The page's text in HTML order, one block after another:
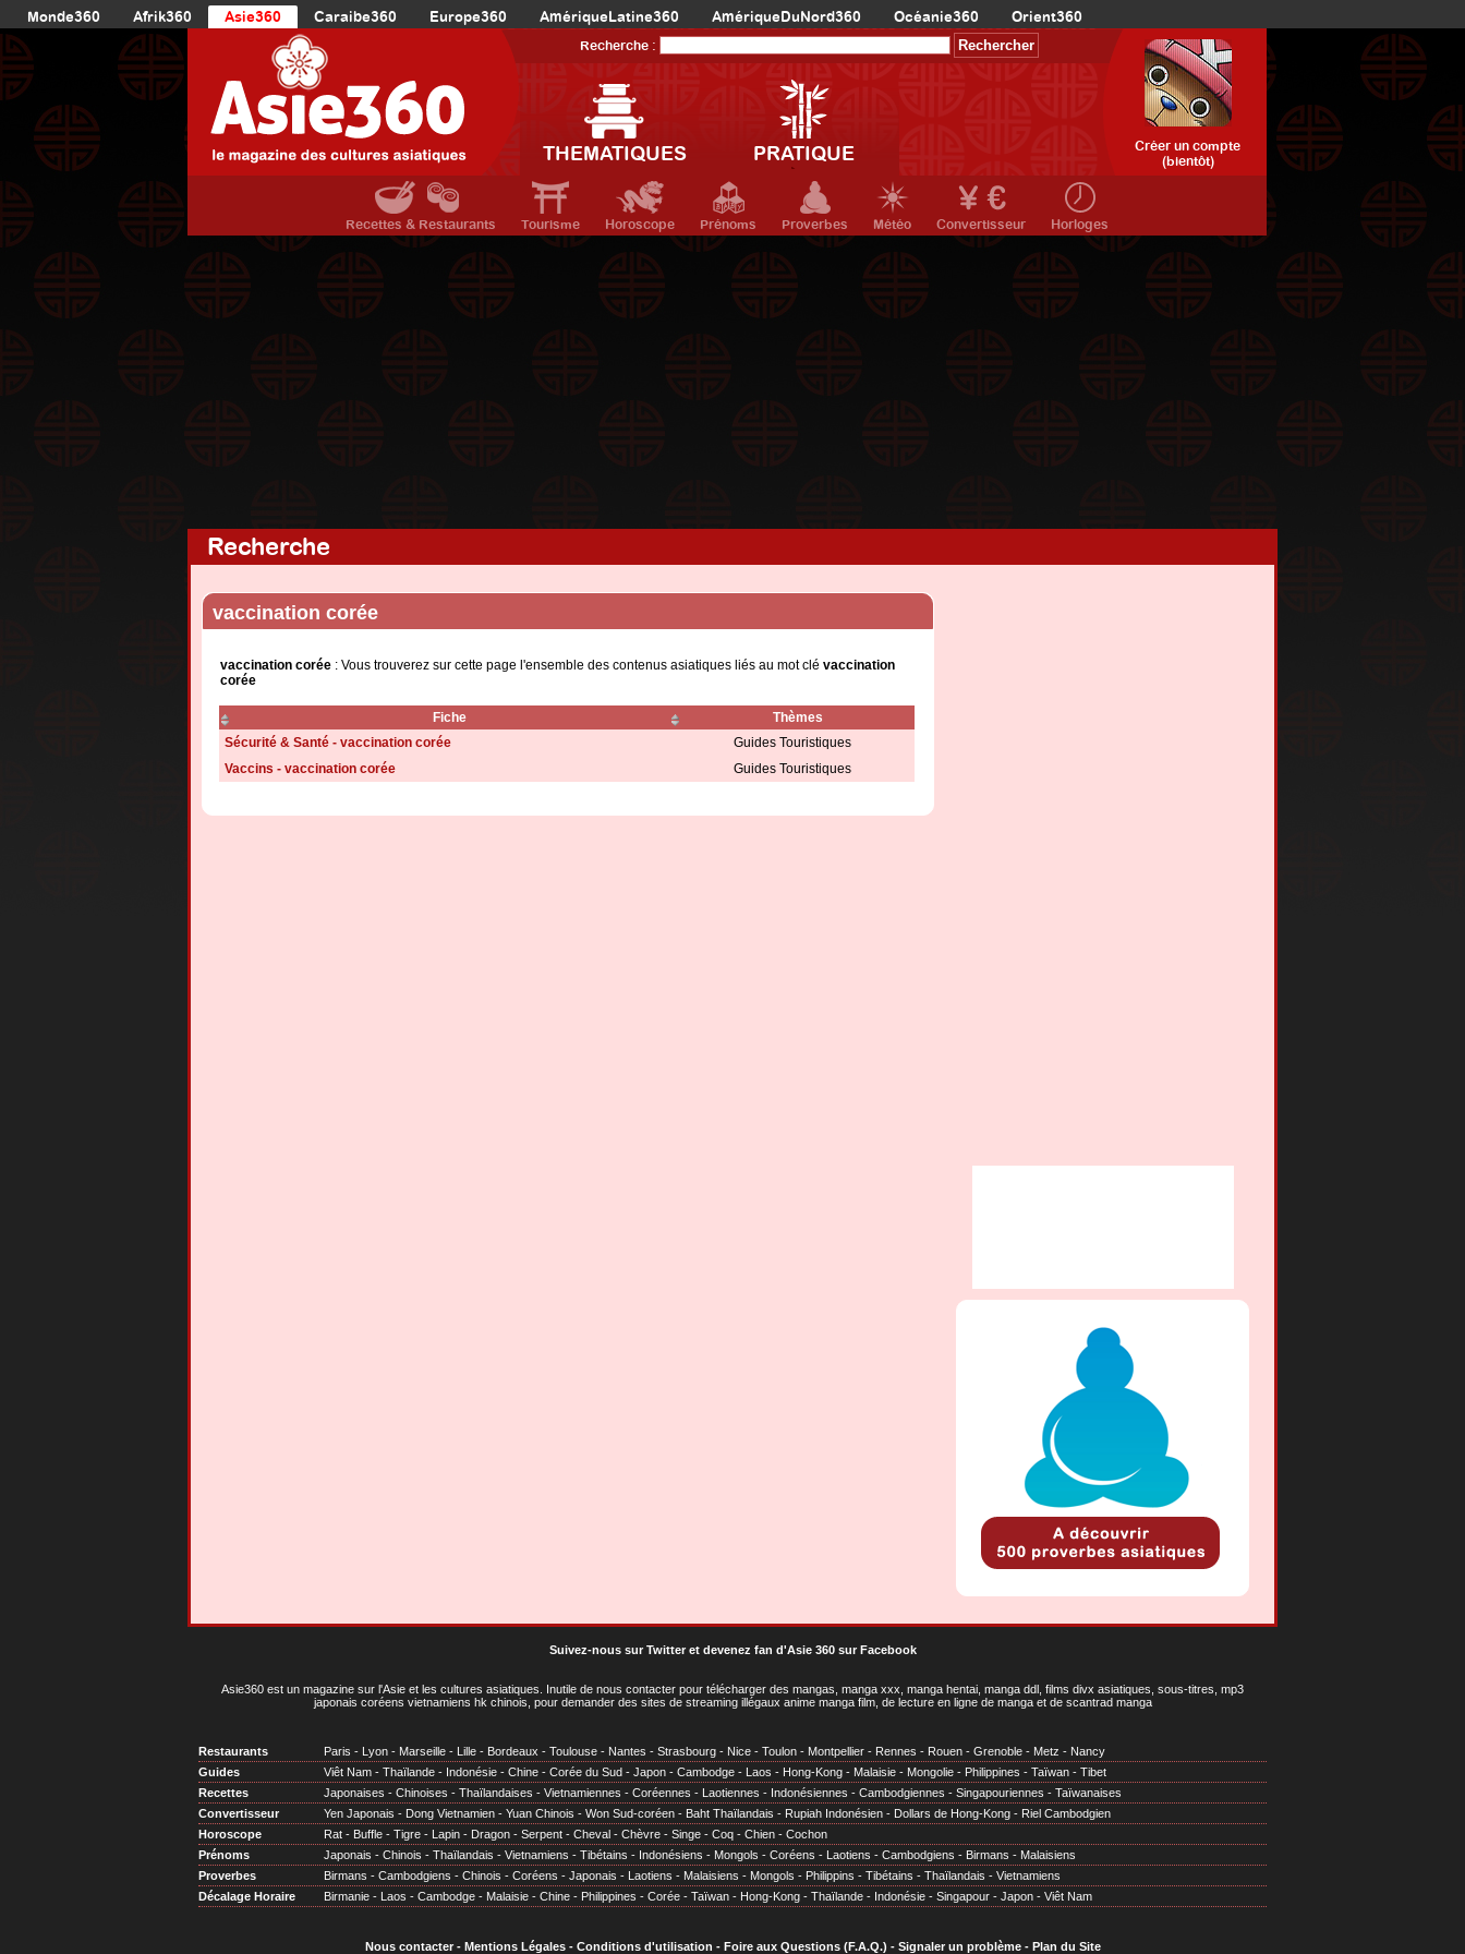
Monde360 Afrik360 Asie360 Caraibe360 Europe360 AmériqueLatine360 AmériqueDuNord360 Océanie360 Orient360
Recherche :
THEMATIQUES PRATIQUE
Créer un compte
(bientôt)
Recettes & Restaurants Tourisme Horoscope Prénoms Proverbes Météo Convertisseur Horloges
Recherche
vaccination corée
vaccination corée : Vous trouverez sur cette page l'ensemble des contenus asiatiques liés au mot clé vaccination
corée
Fiche
Thèmes
Sécurité & Santé - vaccination corée
Guides Touristiques
Vaccins - vaccination corée
Guides Touristiques
Suivez-nous sur Twitteret devenez fan d'Asie 360 sur Facebook
Asie360 est un magazine sur l'Asie et les cultures asiatiques . Inutile de nous contacter pour télécharger des mangas, manga xxx, manga hentai, manga ddl, films divx asiatiques, sous-titres, mp3
japonais coréens vietnamiens hk chinois, pour demander des sites de streaming illégaux anime manga film, de lecture en ligne de manga et de scantrad manga
Restaurants Paris - Lyon - Marseille - Lille - Bordeaux - Toulouse - Nantes - Strasbourg - Nice - Toulon - Montpellier - Rennes - Rouen - Grenoble - Metz - Nancy
Guides
Viêt Nam - Thaïlande - Indonésie - Chine - Corée du Sud - Japon - Cambodge - Laos - Hong-Kong - Malaisie - Mongolie - Philippines - Taïwan - Tibet
Recettes
Japonaises - Chinoises - Thaïlandaises - Vietnamiennes - Coréennes - Laotiennes - Indonésiennes - Cambodgiennes - Singapouriennes - Taïwanaises
Convertisseur
Yen Japonais - Dong Vietnamien - Yuan Chinois - Won Sud-coréen - Baht Thaïlandais - Rupiah Indonésien - Dollars de Hong-Kong - Riel Cambodgien
Horoscope
Rat - Buffle - Tigre - Lapin - Dragon - Serpent - Cheval - Chèvre - Singe - Coq - Chien - Cochon
Prénoms
Japonais - Chinois - Thaïlandais - Vietnamiens - Tibétains - Indonésiens - Mongols - Coréens - Laotiens - Cambodgiens - Birmans - Malaisiens
Proverbes
Birmans - Cambodgiens - Chinois - Coréens - Japonais - Laotiens - Malaisiens - Mongols - Philippins - Tibétains - Thaïlandais - Vietnamiens
Décalage Horaire
Birmanie - Laos - Cambodge - Malaisie - Chine - Philippines - Corée - Taïwan - Hong-Kong - Thaïlande - Indonésie - Singapour - Japon - Viêt Nam
Nous contacter- Mentions Légales- Conditions d'utilisation - Foire aux Questions (F.A.Q.) - Signaler un problème- Plan du Site